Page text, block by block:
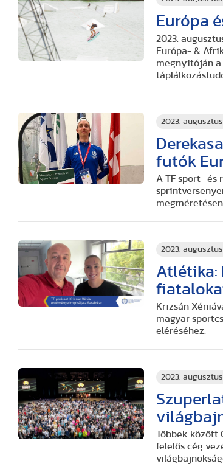
Európa
2023.
Európa- &
megnyitóján a
2023. augusztus
futók
A TF sport- és
2023. augusztus
Atlétika:
Krizsán
magyar
eléréséhez.
2023. augusztus
Többek között
felelős cég